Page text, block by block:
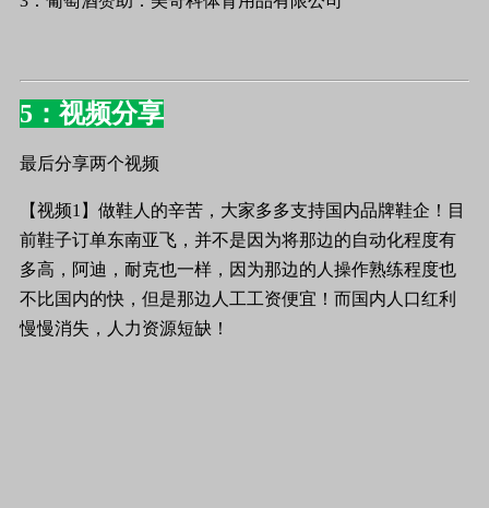
5：视频分享
最后分享两个视频
【视频1】做鞋人的辛苦，大家多多支持国内品牌鞋企！目
前鞋子订单东南亚飞，并不是因为将那边的自动化程度有
多高，阿迪，耐克也一样，因为那边的人操作熟练程度也
不比国内的快，但是那边人工工资便宜！而国内人口红利
慢慢消失，人力资源短缺！